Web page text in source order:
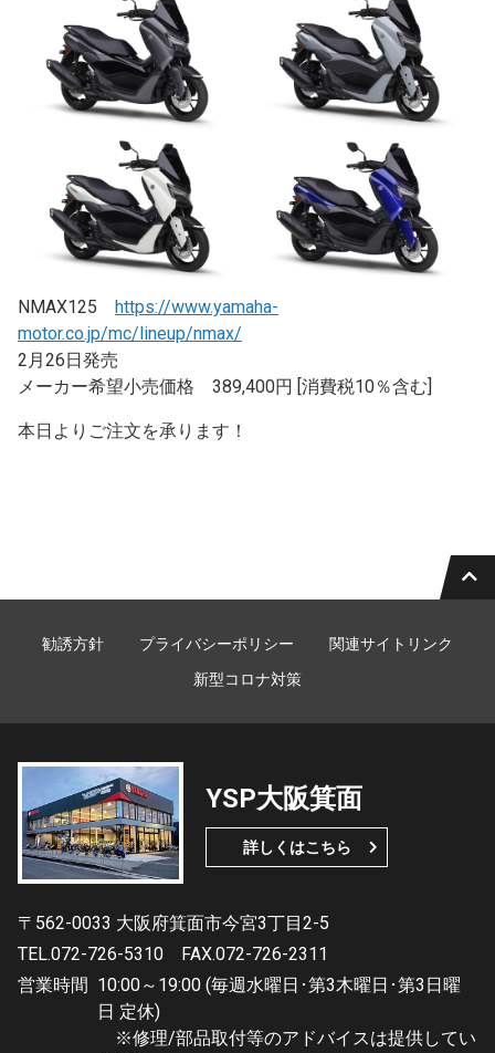
NMAX125
https://www.yamaha-
motor.co.jp/mc/lineup/nmax/
2月26日発売
メーカー希望小売価格 389,400円 [消費税10％含む]
本日よりご注文を承ります！
勧誘方針 プライバシーポリシー
関連サイトリンク
新型コロナ対策
YSP大阪箕面
詳しくはこちら
〒562-0033 大阪府箕面市今宮3丁目2-5
TEL.072-726-5310
FAX.072-726-2311
営業時間 10:00～19:00 (毎週水曜日･第3木曜日･第3日曜
日 定休)
※修理/部品取付等のアドバイスは提供してい